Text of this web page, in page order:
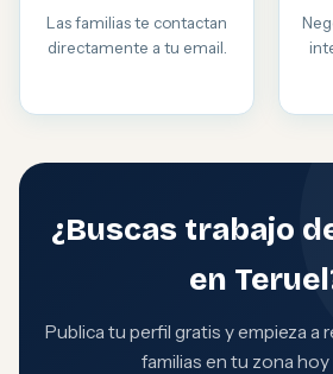
Las familias te contactan
directamente a tu email.
¿Buscas trabajo
en
Publica tu perfil gratis y empieza a
familias en tu zona hoy